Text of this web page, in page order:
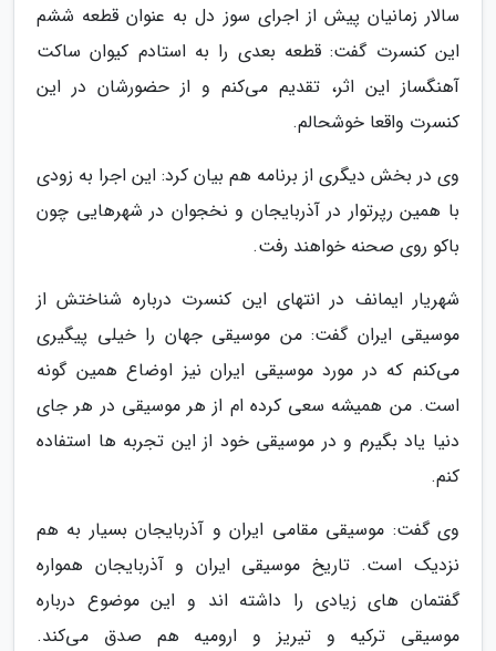
سالار زمانیان پیش از اجرای سوز دل به عنوان قطعه ششم
این کنسرت گفت: قطعه بعدی را به استادم کیوان ساکت
آهنگساز این اثر، تقدیم می‌کنم و از حضورشان در این
کنسرت واقعا خوشحالم.
وی در بخش دیگری از برنامه هم بیان کرد: این اجرا به زودی
با همین رپرتوار در آذربایجان و نخجوان در شهرهایی چون
باکو روی صحنه خواهند رفت.
شهریار ایمانف در انتهای این کنسرت درباره شناختش از
موسیقی ایران گفت: من موسیقی جهان را خیلی پیگیری
می‌کنم که در مورد موسیقی ایران نیز اوضاع همین گونه
است. من همیشه سعی کرده ام از هر موسیقی در هر جای
دنیا یاد بگیرم و در موسیقی خود از این تجربه ها استفاده
کنم.
وی گفت: موسیقی مقامی ایران و آذربایجان بسیار به هم
نزدیک است. تاریخ موسیقی ایران و آذربایجان همواره
گفتمان های زیادی را داشته اند و این موضوع درباره
موسیقی ترکیه و تیریز و ارومیه هم صدق می‌کند.